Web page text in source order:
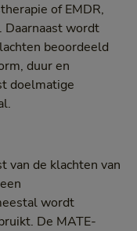
of EMDR,
Daarnaast wordt
beoordeeld
duur en
doelmatige
van de klachten van
wordt
De MATE-